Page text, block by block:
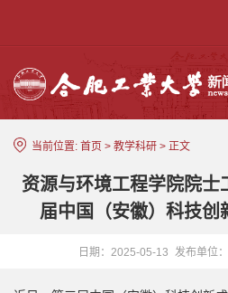
当前位置: 首页 > 教学科研 > 正文
资源与环境工程学院院士
届中国（安徽）科技创
日期：2025-05-13 发布单位